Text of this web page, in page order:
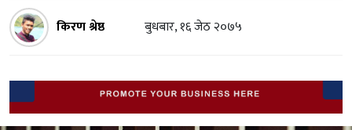
किरण श्रेष्ठ बुधबार, १६ जेठ २०७५